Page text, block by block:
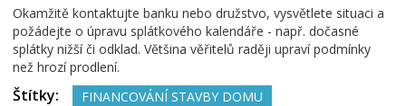
Okamžitě kontaktujte banku nebo družstvo, vysvětlete situaci a
požádejte o úpravu splátkového kalendáře - např. dočasné
splátky nižší či odklad. Většina věřitelů raději upraví podmínky
než hrozí prodlení.
Štítky:
FINANCOVÁNÍ STAVBY DOMU